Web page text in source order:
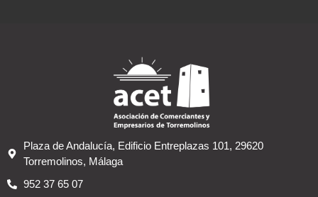
Plaza de Andalucía, Edificio Entreplazas 101, 29620
Torremolinos, Málaga
952 37 65 07